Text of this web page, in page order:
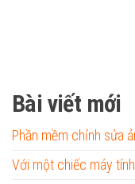
Bài viết mới
Phần mềm chỉnh sửa
Với một chiếc máy